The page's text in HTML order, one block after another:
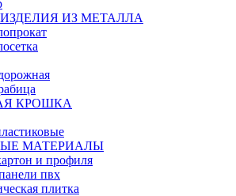
ИЗ МЕТАЛЛА
КРОШКА
МАТЕРИАЛЫ
и профиля
пвх
плитка